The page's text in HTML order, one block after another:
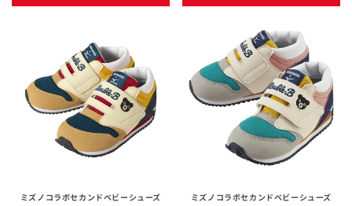
ミズノコラボセカンドベビーシューズ
ミズノコラボセカンドベビーシューズ